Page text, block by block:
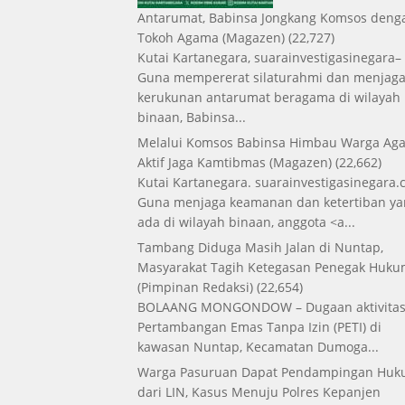
Antarumat, Babinsa Jongkang Komsos
Tokoh Agama (Magazen) (22,727)
Kutai Kartanegara, suarainvestigasinegara–
Guna mempererat silaturahmi dan menjaga
kerukunan antarumat beragama di wilayah
binaan, Babinsa...
Melalui Komsos Babinsa Himbau Warga
Aktif Jaga Kamtibmas (Magazen) (22,662)
Kutai Kartanegara.
Guna menjaga keamanan dan ketertiban
ada di wilayah binaan, anggota <a...
Tambang Diduga Masih Jalan di Nuntap,
Masyarakat Tagih Ketegasan Penegak
(Pimpinan Redaksi) (22,654)
BOLAANG MONGONDOW – Dugaan aktivitas
Pertambangan Emas Tanpa Izin (PETI) di
kawasan Nuntap, Kecamatan Dumoga...
Warga Pasuruan Dapat Pendampingan
dari LIN, Kasus Menuju Polres Kepanjen